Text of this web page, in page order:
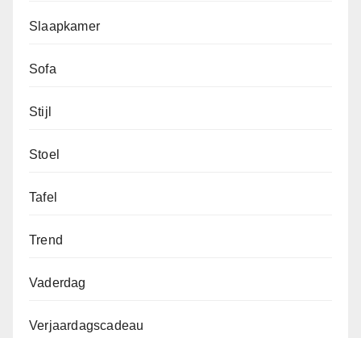
Slaapkamer
Sofa
Stijl
Stoel
Tafel
Trend
Vaderdag
Verjaardagscadeau